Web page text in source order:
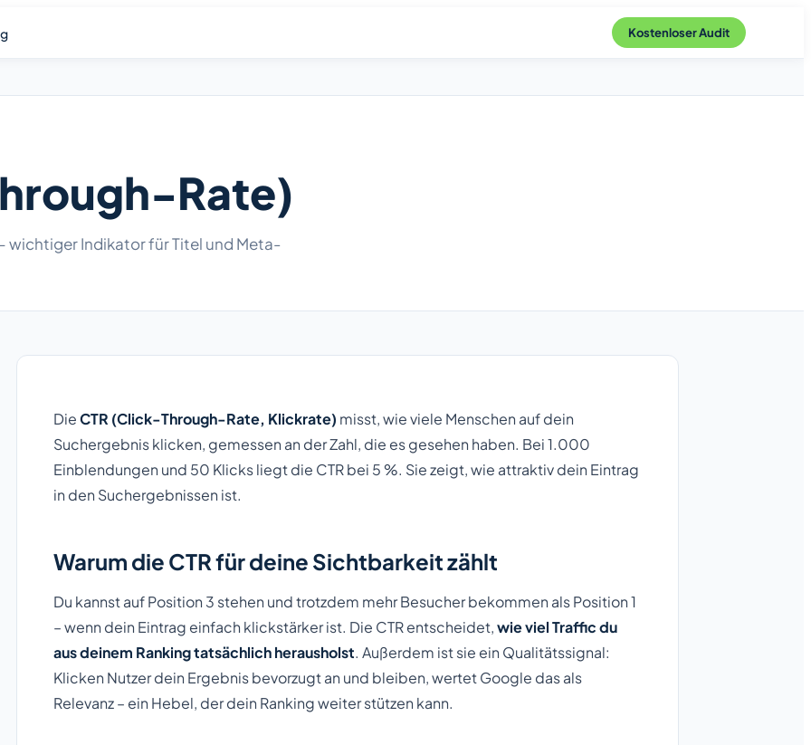
Kostenloser Audit
Rate)
wichtiger Indikator für Titel und Meta-
DieCTR (Click-Through-Rate, Klickrate) misst, wie viele Menschen auf dein
Suchergebnis klicken, gemessen an der Zahl, die es gesehen haben. Bei 1.000
Einblendungen und 50 Klicks liegt die CTR bei 5 %. Sie zeigt, wie attraktiv dein Eintrag
in den Suchergebnissen ist.
Warum die CTR für deine Sichtbarkeit zählt
Du kannst auf Position 3 stehen und trotzdem mehr Besucher bekommen als Position 1
– wenn dein Eintrag einfach klickstärker ist. Die CTR entscheidet,wie viel Traffic du
aus deinem Ranking tatsächlich herausholst. Außerdem ist sie ein Qualitätssignal:
Klicken Nutzer dein Ergebnis bevorzugt an und bleiben, wertet Google das als
Relevanz – ein Hebel, der dein Ranking weiter stützen kann.